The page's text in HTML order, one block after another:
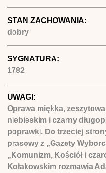
STAN ZACHOWANIA:
dobry
SYGNATURA:
1782
UWAGI:
Oprawa miękka,
niebieskim i czarny
poprawki. Do trzeciej
prasowy z „Gazety
„Komunizm, Kościół i
Kołakowskim rozmawia